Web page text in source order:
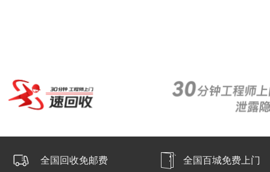
全国回收免邮费 全国百城免费上门